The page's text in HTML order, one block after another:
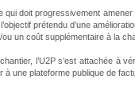
qui doit progressivement
prétendu d’une
un coût supplémentaire à la
l’U2P s’est attachée à
une plateforme publique de